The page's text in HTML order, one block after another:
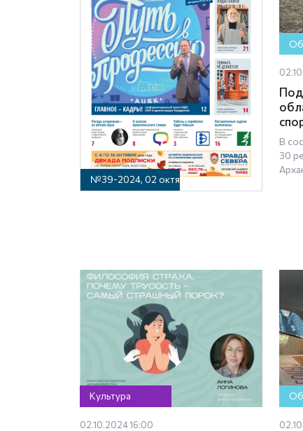
№39-2024, 02 октября
В
30
Культура
02.10.2024 16:00